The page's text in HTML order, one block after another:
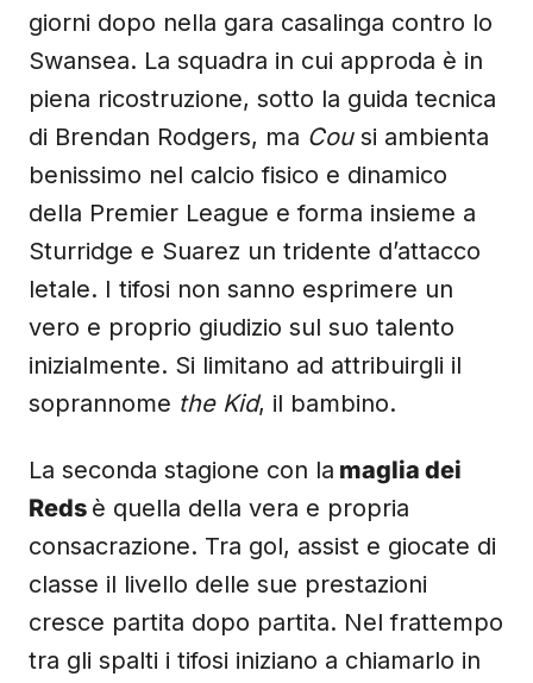
giorni dopo nella gara casalinga contro lo
Swansea. La squadra in cui approda è in
piena ricostruzione, sotto la guida tecnica
di Brendan Rodgers, ma Cou si ambienta
benissimo nel calcio fisico e dinamico
della Premier League e forma insieme a
Sturridge e Suarez un tridente d’attacco
letale. I tifosi non sanno esprimere un
vero e proprio giudizio sul suo talento
inizialmente. Si limitano ad attribuirgli il
soprannome the Kid, il bambino.
La seconda stagione con la maglia dei
Reds è quella della vera e propria
consacrazione. Tra gol, assist e giocate di
classe il livello delle sue prestazioni
cresce partita dopo partita. Nel frattempo
tra gli spalti i tifosi iniziano a chiamarlo in